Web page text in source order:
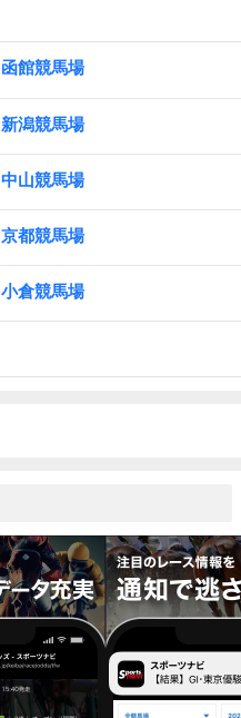
函館競馬場
新潟競馬場
中山競馬場
京都競馬場
小倉競馬場